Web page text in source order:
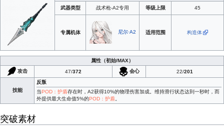
武器类型 战术枪-A2专用 等级上限 45
专属机体 尼尔·A2 适用范围 构造体
属性（初始/MAX）
攻击
47/372 会心 22/201
技能
反叛
当POD：护盾存在时，A2获得10%的物理伤害加成。维持滑行状态达到一秒时，而
外提供最大生命值5%的POD：护盾。
突破素材